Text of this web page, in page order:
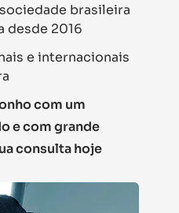
brasileira
desde 2016
e internacionais
com um
e com grande
consulta hoje